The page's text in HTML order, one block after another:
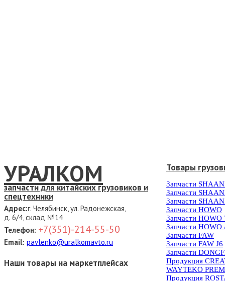
УРАЛКОМ
запчасти для китайских грузовиков и
спецтехники
Адрес:г. Челябинск, ул. Радонежская,
д. 6/4, склад №14
Телефон: +7(351)-214-55-50
Email: pavlenko@uralkomavto.ru
Наши товары на маркетплейсах
Товары
Запчасти
Запчасти
Запчасти
Запчасти HOWO
Запчасти HOWO
Запчасти HOWO
Запчасти FAW
Запчасти FAW J6
Запчасти
Продукция
WAYTEKO
Продукция